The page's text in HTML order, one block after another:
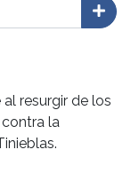
resurgir de los
la